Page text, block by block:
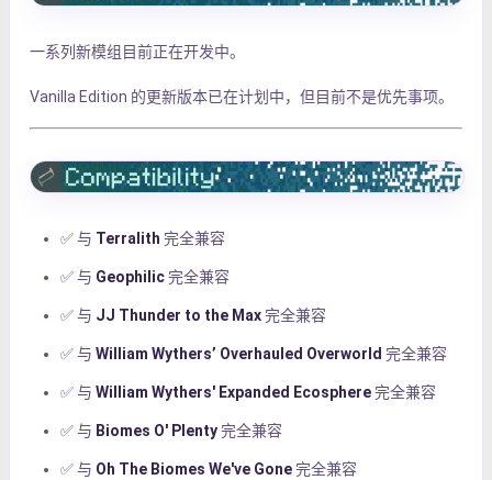
一系列新模组目前正在开发中。
Vanilla Edition 的更新版本已在计划中，但目前不是优先事项。
✅ 与 Terralith 完全兼容
✅ 与 Geophilic完全兼容
✅ 与 JJ Thunder to the Max完全兼容
✅ 与 William Wythers’ Overhauled Overworld 完全兼容
✅ 与 William Wythers' Expanded Ecosphere完全兼容
✅ 与 Biomes O' Plenty完全兼容
✅ 与 Oh The Biomes We've Gone完全兼容